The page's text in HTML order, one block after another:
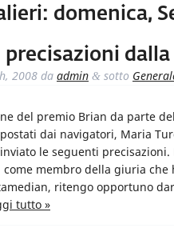
domenica,
precisazioni
2008 da admin & sotto
del premio Brian da parte
dai navigatori, Maria
le seguenti
membro della giuria
ritengo opportuno
tutto »